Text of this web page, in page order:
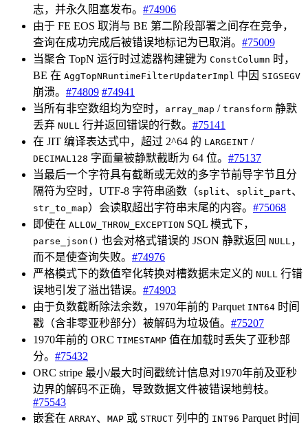
志，并永久阻塞发布。 #74906
由于 FE EOS 取消与 BE 第二阶段部署之间存在竞争，
查询在成功完成后被错误地标记为已取消。 #75009
当聚合 TopN 运行时过滤器构建键为 ConstColumn 时，
BE 在 AggTopNRuntimeFilterUpdaterImpl 中因 SIGSEGV
崩溃。 #74809 #74941
当所有非空数组均为空时，
array_map / transform 静默
丢弃 NULL 行并返回错误的行数。 #75141
在 JIT 编译表达式中，超过 2^64 的 LARGEINT /
DECIMAL128 字面量被静默截断为 64 位。 #75137
当最后一个字符具有截断或无效的多字节前导字节且分
隔符为空时，UTF-8 字符串函数（split、 split_part、
str_to_map）会读取超出字符串末尾的内容。 #75068
即使在 ALLOW_THROW_EXCEPTION SQL 模式下，
parse_json() 也会对格式错误的 JSON 静默返回 NULL，
而不是使查询失败。 #74976
严格模式下的数值窄化转换对槽数据未定义的 NULL 行错
误地引发了溢出错误。 #74903
由于负数截断除法余数，1970年前的 Parquet INT64 时间
戳（含非零亚秒部分）被解码为垃圾值。 #75207
1970年前的 ORC TIMESTAMP 值在加载时丢失了亚秒部
分。 #75432
ORC stripe 最小/最大时间戳统计信息对1970年前及亚秒
边界的解码不正确，导致数据文件被错误地剪枝。
#75543
嵌套在 ARRAY、 MAP 或 STRUCT 列中的 INT96 Parquet 时间